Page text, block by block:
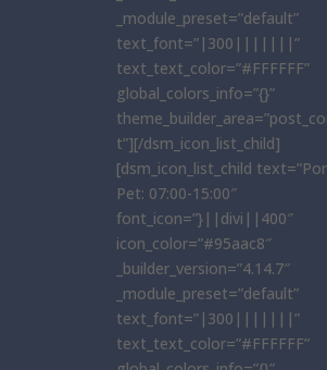
_module_preset=”default”
text_font=”|300|||||||”
text_text_color=”#FFFFFF”
global_colors_info=”{}”
t”][/dsm_icon_list_child]
[dsm_icon_list_child
Pet: 07:00-15:00″
font_icon=”}||divi||400″
icon_color=”#95aac8″
_builder_version=”4.14.7″
_module_preset=”default”
text_font=”|300|||||||”
text_text_color=”#FFFFFF”